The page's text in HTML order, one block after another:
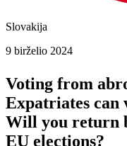
Slovakija
9 birželio 2024
Voting from
Expatriates can
Will you return
EU elections?